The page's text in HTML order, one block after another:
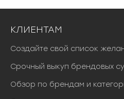
КЛИЕНТАМ
Создайте свой список
Срочный выкуп брендовых
Обзор по брендам и